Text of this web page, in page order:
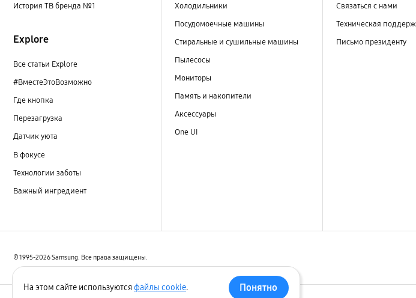
История ТВ бренда №1
Explore
Все статьи Explore
#ВместеЭтоВозможно
Где кнопка
Перезагрузка
Датчик уюта
В фокусе
Технологии заботы
Важный ингредиент
Холодильники
Посудомоечные машины
Стиральные и сушильные машины
Пылесосы
Мониторы
Память и накопители
Аксессуары
One UI
Связаться с нами
Техническая
Письмо президенту
© 1995-2026 Samsung. Все права защищены.
На этом сайте используются файлы cookie. Понятно